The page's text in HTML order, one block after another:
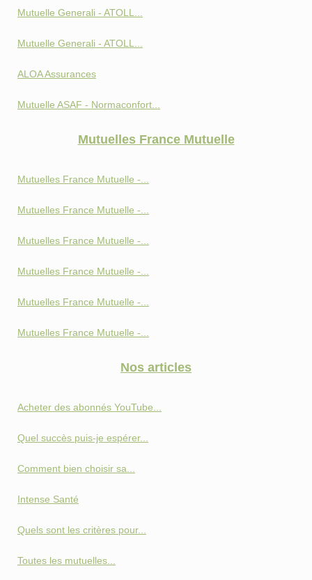
Mutuelle Generali - ATOLL...
Mutuelle Generali - ATOLL...
ALOA Assurances
Mutuelle ASAF - Normaconfort...
Mutuelles France Mutuelle
Mutuelles France Mutuelle -...
Mutuelles France Mutuelle -...
Mutuelles France Mutuelle -...
Mutuelles France Mutuelle -...
Mutuelles France Mutuelle -...
Mutuelles France Mutuelle -...
Nos articles
Acheter des abonnés YouTube...
Quel succès puis-je espérer...
Comment bien choisir sa...
Intense Santé
Quels sont les critères pour...
Toutes les mutuelles...